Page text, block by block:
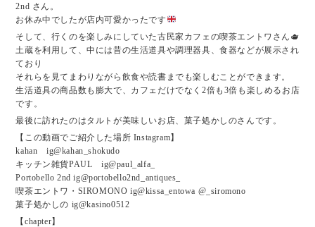
2nd さん。
お休み中でしたが店内可愛かったです
そして、行くのを楽しみにしていた古民家カフェの喫茶エントワさん🫖
土蔵を利用して、中には昔の生活道具や調理器具、食器などが展示され
ており
それらを見てまわりながら飲食や読書までも楽しむことができます。
生活道具の商品数も膨大で、カフェだけでなく2倍も3倍も楽しめるお店
です。
最後に訪れたのはタルトが美味しいお店、菓子処かしのさんです。
【この動画でご紹介した場所 Instagram】
kahan ig@kahan_shokudo
キッチン雑貨PAUL ig@paul_alfa_
Portobello 2nd ig@portobello2nd_antiques_
喫茶エントワ・SIROMONO ig@kissa_entowa @_siromono
菓子処かしの ig@kasino0512
【chapter】